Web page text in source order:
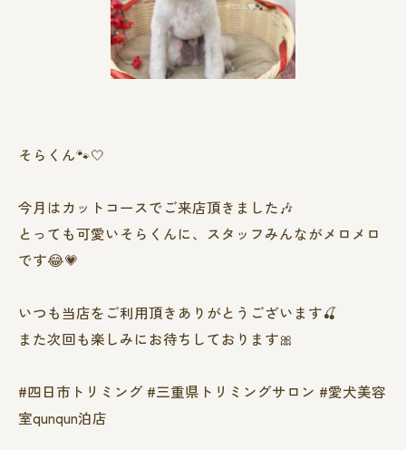
そらくん🐾🤍
今月はカットコースでご来店頂きました🎶
とっても可愛いそらくんに、スタッフみんながメロメロ
です😂💗
いつも当店をご利用頂きありがとうございます🍒
また次回も楽しみにお待ちしております🎀
#四日市トリミング #三重県トリミングサロン #愛犬美容
室qunqun泊店